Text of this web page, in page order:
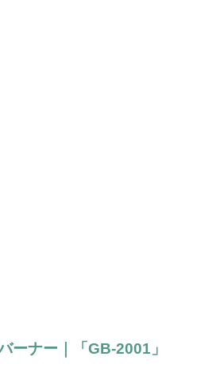
ーナー｜「GB-2001」